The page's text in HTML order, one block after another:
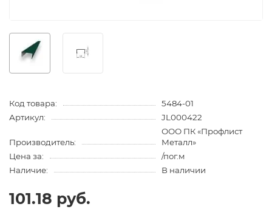
Код товара:
5484-01
Артикул:
JL000422
Производитель:
ООО ПК «Профлист
Металл»
Цена за:
/пог.м
Наличие:
В наличии
101.18 руб.